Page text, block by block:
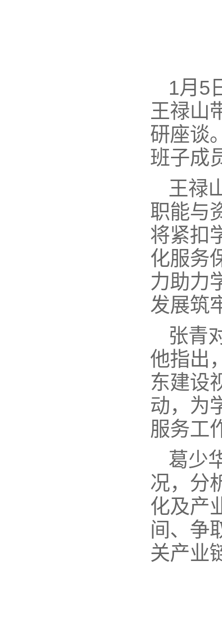
1月5
王禄山
研座谈
班子成
王禄
职能与
将紧扣
化服务
力助力
发展筑
张青
他指出
东建设
动，为
服务工
葛少
况，分
化及产
间、争
关产业